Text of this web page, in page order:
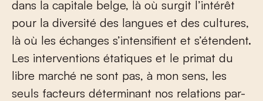
dans la capitale belge, là où surgit l’intérêt
pour la diversité des langues et des cultures,
là où les échanges s’intensifient et s’étendent.
Les interventions étatiques et le primat du
libre marché ne sont pas, à mon sens, les
seuls facteurs déterminant nos relations par-